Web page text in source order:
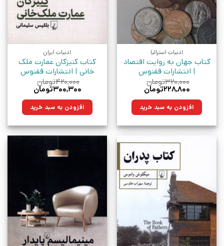
ادبیات استرالیا
کتاب جهان به روایت اقتصاد
| انتشارات ققنوس
۳۲۰,۰۰۰تومان
قیمت
۳۲۰,۰۰۰تومان
بود.
۲۲۸,۸۰۰تومان
۲۲۸,۸۰۰تومان.افزودن به سبد خرید
ادبیات ایران
کتاب کنیزکان عمارت ملک
خانی | انتشارات ققنوس
۴۲۰,۰۰۰تومان
قیمت
۴۲۰,۰۰۰تومان
بود.
۳۰۰,۳۰۰تومان
۳۰۰,۳۰۰تومان.افزودن به سبد خرید